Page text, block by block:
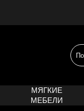
МЯГКИЕ
МЕБЕЛИ